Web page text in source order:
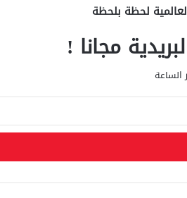
لحظة بلحظة
مجانا !